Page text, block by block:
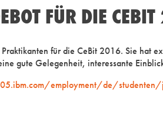
FÜR DIE
für die CeBit 2016. Sie hat
gute Gelegenheit, interessante
employment/de/